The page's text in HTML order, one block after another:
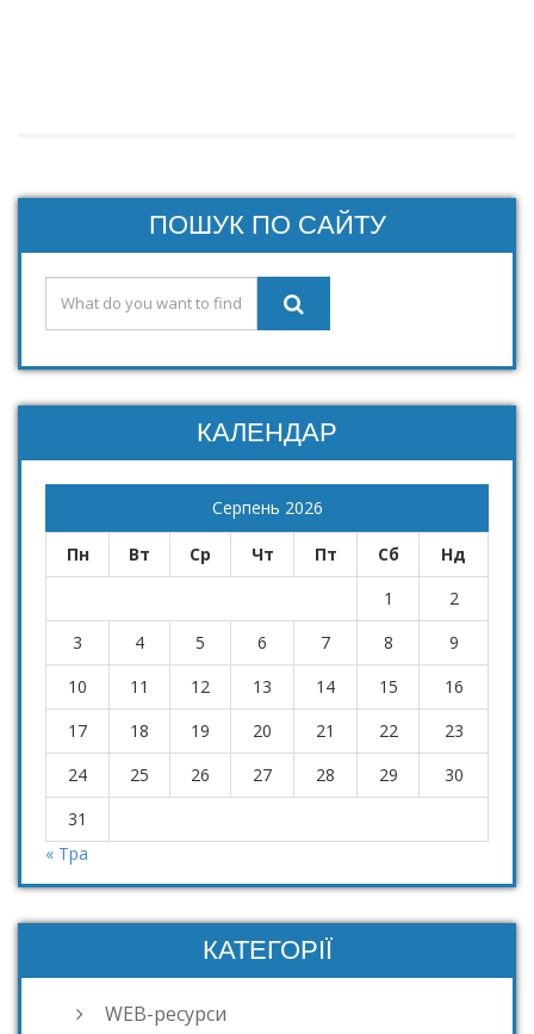
ПОШУК ПО САЙТУ
КАЛЕНДАР
Серпень 2026
Пн Вт Ср Чт Пт Сб
Нд
1
2
3
4 5 6 7 8
9
10
11 12 13 14 15
16
17
18 19 20 21 22
23
24
25 26 27 28 29
30
31
« Тра
КАТЕГОРІЇ
WEB-ресурси